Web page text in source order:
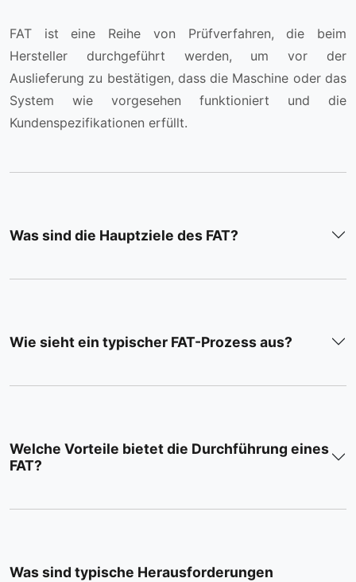
FAT ist eine Reihe von Prüfverfahren, die beim
Hersteller durchgeführt werden, um vor der
Auslieferung zu bestätigen, dass die Maschine oder das
System wie vorgesehen funktioniert und die
Kundenspezifikationen erfüllt.
Was sind die Hauptziele des FAT?
Wie sieht ein typischer FAT-Prozess aus?
Welche Vorteile bietet die Durchführung eines
FAT?
Was sind typische Herausforderungen